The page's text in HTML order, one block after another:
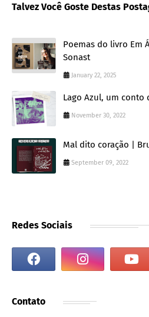
Talvez Você Goste Destas
Poemas do livro Em
Sonast
January 22, 2025
Lago Azul, um conto
November 30, 2022
Mal dito coração |
September 09, 2022
Redes Sociais
Contato